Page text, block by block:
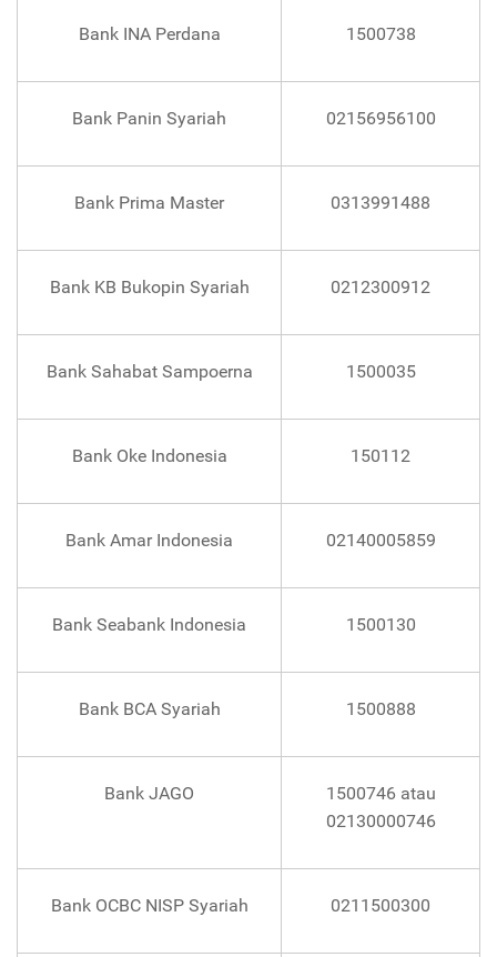
Bank INA Perdana 1500738
Bank Panin Syariah 02156956100
Bank Prima Master 0313991488
Bank KB Bukopin Syariah 0212300912
Bank Sahabat Sampoerna 1500035
Bank Oke Indonesia 150112
Bank Amar Indonesia 02140005859
Bank Seabank Indonesia 1500130
Bank BCA Syariah 1500888
Bank JAGO
1500746 atau
02130000746
Bank OCBC NISP Syariah 0211500300